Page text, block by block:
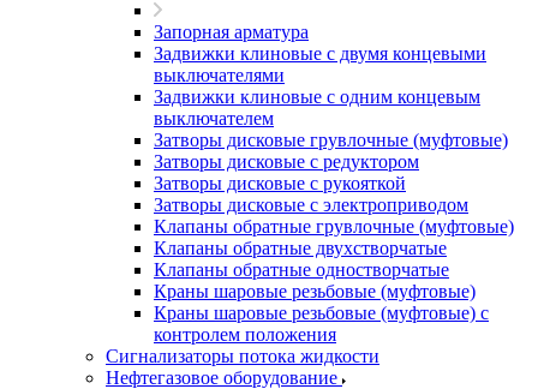
Запорная арматура
Задвижки клиновые с двумя концевыми
выключателями
Задвижки клиновые с одним концевым
выключателем
Затворы дисковые грувлочные (муфтовые)
Затворы дисковые с редуктором
Затворы дисковые с рукояткой
Затворы дисковые с электроприводом
Клапаны обратные грувлочные (муфтовые)
Клапаны обратные двухстворчатые
Клапаны обратные одностворчатые
Краны шаровые резьбовые (муфтовые)
Краны шаровые резьбовые (муфтовые) с
контролем положения
Сигнализаторы потока жидкости
Нефтегазовое оборудование